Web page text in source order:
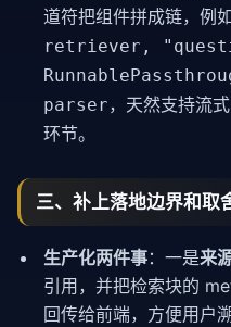
道符把组件拼成链，例
retriever,
parser，天然支持流
环节。
三、补上落地边界和取
生产化两件事：一是来
引用，并把检索块的
回传给前端，方便用户